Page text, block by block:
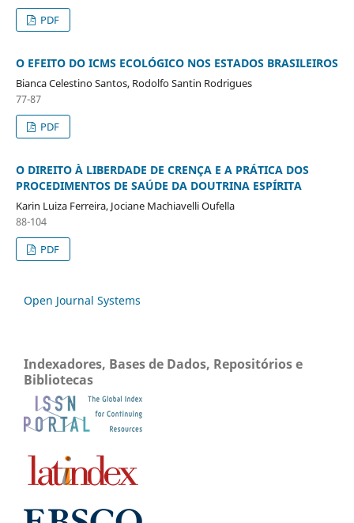
PDF
O EFEITO DO ICMS ECOLÓGICO NOS ESTADOS BRASILEIROS
Bianca Celestino Santos, Rodolfo Santin Rodrigues
77-87
PDF
O DIREITO À LIBERDADE DE CRENÇA E A PRÁTICA DOS
PROCEDIMENTOS DE SAÚDE DA DOUTRINA ESPÍRITA
Karin Luiza Ferreira, Jociane Machiavelli Oufella
88-104
PDF
Open Journal Systems
Indexadores, Bases de Dados, Repositórios e
Bibliotecas